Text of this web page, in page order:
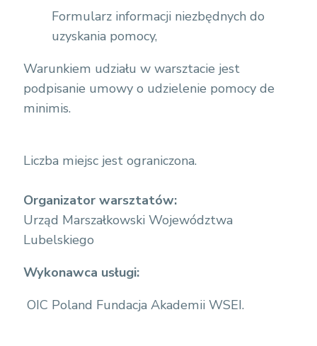
Formularz informacji niezbędnych do
uzyskania pomocy,
Warunkiem udziału w warsztacie jest
podpisanie umowy o udzielenie pomocy de
minimis.
Liczba miejsc jest ograniczona.
Organizator warsztatów:
Urząd Marszałkowski Województwa
Lubelskiego
Wykonawca usługi:
OIC Poland Fundacja Akademii WSEI.